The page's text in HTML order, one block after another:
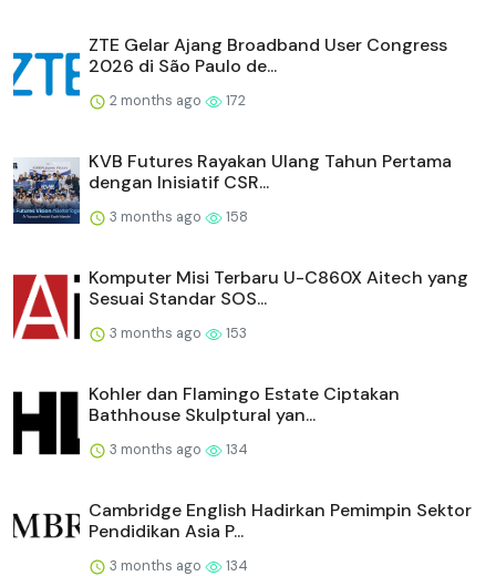
ZTE Gelar Ajang Broadband User Congress
2026 di São Paulo de...
2 months ago 172
KVB Futures Rayakan Ulang Tahun Pertama
dengan Inisiatif CSR...
3 months ago 158
Komputer Misi Terbaru U-C860X Aitech yang
Sesuai Standar SOS...
3 months ago 153
Kohler dan Flamingo Estate Ciptakan
Bathhouse Skulptural yan...
3 months ago 134
Cambridge English Hadirkan Pemimpin Sektor
Pendidikan Asia P...
3 months ago 134